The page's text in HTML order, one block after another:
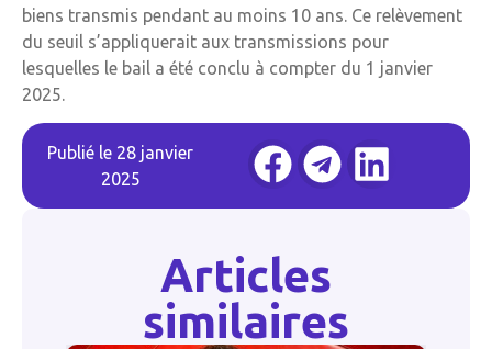
biens transmis pendant au moins 10 ans. Ce relèvement
du seuil s’appliquerait aux transmissions pour
lesquelles le bail a été conclu à compter du 1 janvier
2025.
Publié le 28 janvier
2025
Articles
similaires